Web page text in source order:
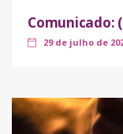
Comunicado:
29 de julho de